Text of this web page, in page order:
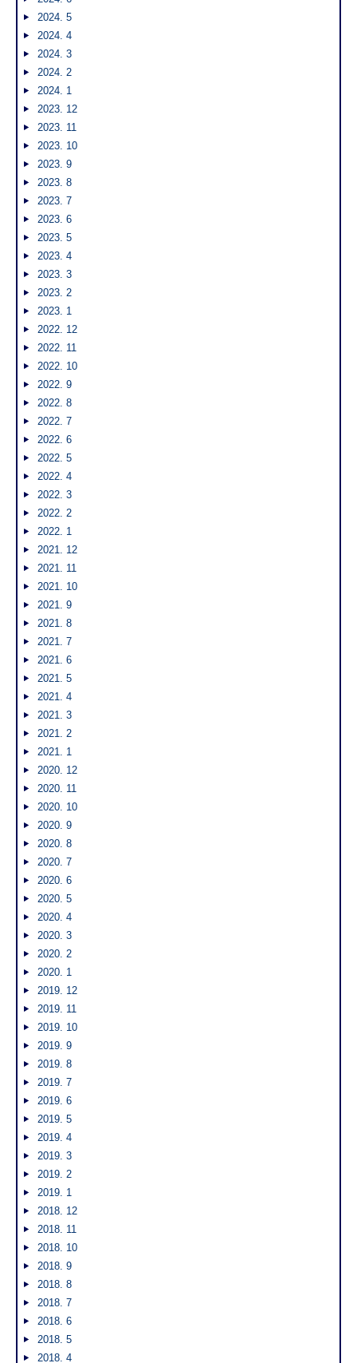
2024. 5
2024. 4
2024. 3
2024. 2
2024. 1
2023. 12
2023. 11
2023. 10
2023. 9
2023. 8
2023. 7
2023. 6
2023. 5
2023. 4
2023. 3
2023. 2
2023. 1
2022. 12
2022. 11
2022. 10
2022. 9
2022. 8
2022. 7
2022. 6
2022. 5
2022. 4
2022. 3
2022. 2
2022. 1
2021. 12
2021. 11
2021. 10
2021. 9
2021. 8
2021. 7
2021. 6
2021. 5
2021. 4
2021. 3
2021. 2
2021. 1
2020. 12
2020. 11
2020. 10
2020. 9
2020. 8
2020. 7
2020. 6
2020. 5
2020. 4
2020. 3
2020. 2
2020. 1
2019. 12
2019. 11
2019. 10
2019. 9
2019. 8
2019. 7
2019. 6
2019. 5
2019. 4
2019. 3
2019. 2
2019. 1
2018. 12
2018. 11
2018. 10
2018. 9
2018. 8
2018. 7
2018. 6
2018. 5
2018. 4